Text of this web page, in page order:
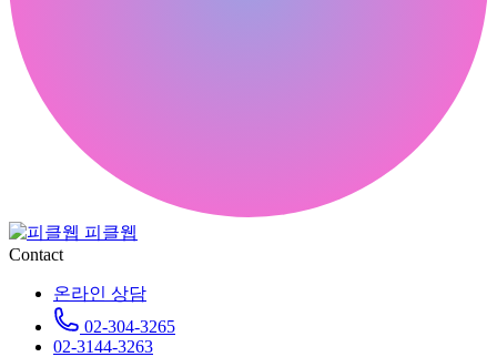
피클웹
Contact
온라인 상담
02-304-3265
02-3144-3263